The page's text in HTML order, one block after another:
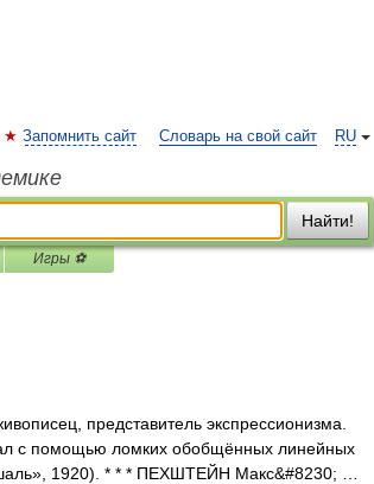
RU
Запомнить сайт Словарь на свой сайт
Найти!
Игры ⚽
представитель экспрессионизма.
с помощью ломких обобщённых линейных
1920). * * * ПЕХШТЕЙН Макс&#8230; …